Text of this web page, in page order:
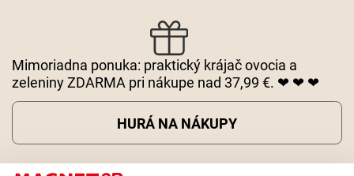
Mimoriadna ponuka: praktický krájač ovocia a
zeleniny ZDARMA pri nákupe nad 37,99 €. ❤ ❤ ❤
HURÁ NA NÁKUPY